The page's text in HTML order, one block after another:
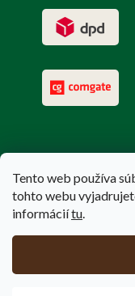
Tento web používa
tohto webu
informáciítu.